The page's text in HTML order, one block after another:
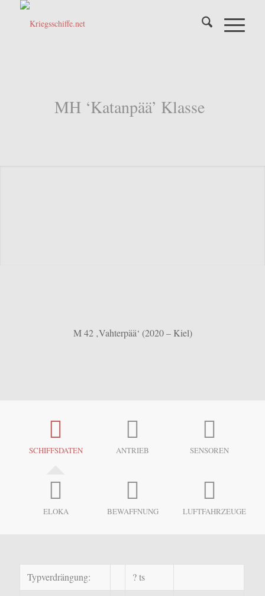
MH ‘Katanpää’ Klasse
M 42 ‚Vahterpää‘ (2020 – Kiel)
SCHIFFSDATEN ANTRIEB SENSOREN
ELOKA BEWAFFNUNG LUFTFAHRZEUGE
Typverdrängung: ? ts